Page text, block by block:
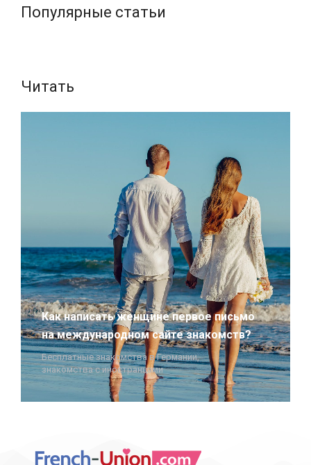
Популярные статьи
Читать
Как написать женщине первое письмо
на международном сайте знакомств?
Бесплатные знакомства в Германии,
знакомства с иностранцами